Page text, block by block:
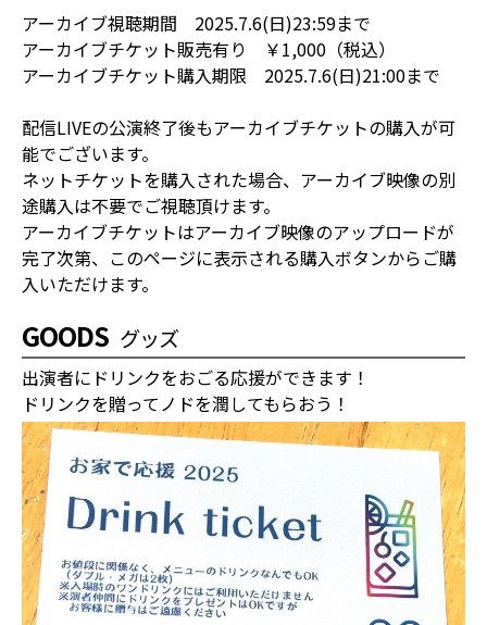
アーカイブ視聴期間 2025.7.6(日)23:59まで
アーカイブチケット販売有り ￥1,000（税込）
アーカイブチケット購入期限 2025.7.6(日)21:00まで
配信LIVEの公演終了後もアーカイブチケットの購入が可
能でございます。
ネットチケットを購入された場合、アーカイブ映像の別
途購入は不要でご視聴頂けます。
アーカイブチケットはアーカイブ映像のアップロードが
完了次第、このページに表示される購入ボタンからご購
入いただけます。
GOODS グッズ
出演者にドリンクをおごる応援ができます！
ドリンクを贈ってノドを潤してもらおう！